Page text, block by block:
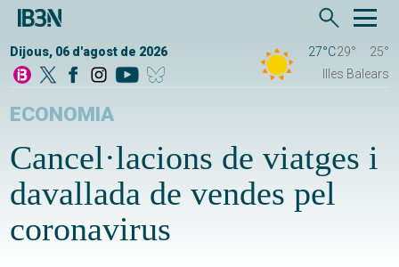
Dijous, 06 d'agost de 2026 27°C29°
25°
Illes Balears
ECONOMIA
Cancel·lacions de viatges i
davallada de vendes pel
coronavirus